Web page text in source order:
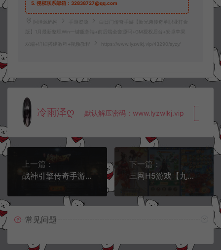
5. 侵权联系邮箱：32838727@qq.com
阿泽源码网 手游资源
白日门传奇手游【新兄弟传奇单职业打金
版】1月最新整理Win一键服务端+前后端全套源码+GM授权后台+安卓苹果
双端+详细搭建教程+视频教程 https://www.lyzwlkj.vip/43290/syzy/
冷雨泽ღ 默认解压密码：www.lyzwlkj.vip
上一篇：
战神引擎传奇手游【玛法传奇三职业[白猪3.1]】1月最新整理Win一键服务端+GM授权后台+安卓苹果双端+详细搭建教程+视频教程
下一篇：
三网H5游戏【九州之绿野仙踪平台币内购版】10月最新整理Linux手工服务端+管理后台+GM授权后台+简易安卓客户端+详细搭建教程+视频教程
常见问题